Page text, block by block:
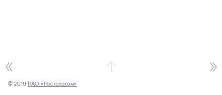
© 2019 ПАО «Ростелеком»